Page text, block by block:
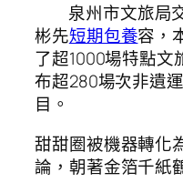
泉州市文旅局
彬先短期包養容，
了超1000場特點
布超280場次非遺
目。
甜甜圈被機器轉化
論，朝著金箔千紙